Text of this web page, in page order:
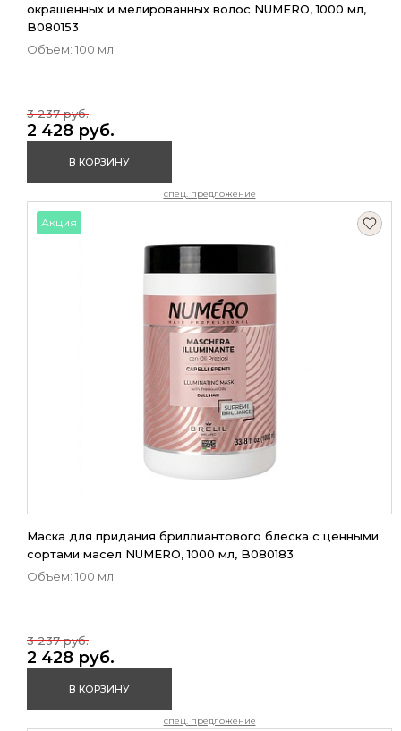
окрашенных и мелированных волос NUMERO, 1000 мл,
B080153
Объем: 100 мл
2 428 руб.
3 237 руб.
В КОРЗИНУ
спец. предложение
Акция
Маска для придания бриллиантового блеска с ценными
сортами масел NUMERO, 1000 мл, B080183
Объем: 100 мл
2 428 руб.
3 237 руб.
В КОРЗИНУ
спец. предложение